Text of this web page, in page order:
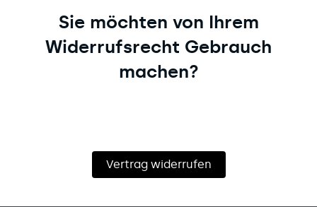
Sie möchten von Ihrem
Widerrufsrecht Gebrauch
machen?
Vertrag widerrufen